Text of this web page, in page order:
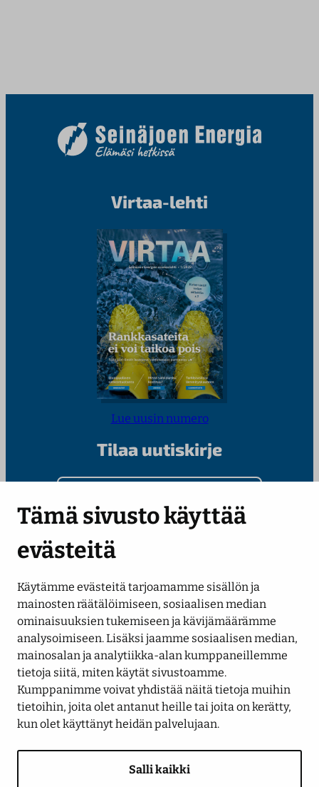
Tämä sivusto käyttää
evästeitä
Käytämme evästeitä tarjoamamme sisällön ja
mainosten räätälöimiseen, sosiaalisen median
ominaisuuksien tukemiseen ja kävijämäärämme
analysoimiseen. Lisäksi jaamme sosiaalisen median,
mainosalan ja analytiikka-alan kumppaneillemme
tietoja siitä, miten käytät sivustoamme.
Kumppanimme voivat yhdistää näitä tietoja muihin
tietoihin, joita olet antanut heille tai joita on kerätty,
kun olet käyttänyt heidän palvelujaan.
Salli kaikki
Virtaa-lehti
Lue uusin numero
Tilaa uutiskirje
Kirjoita sähköpostiosoitteesi
Seuraa meitä
LinkedIn Facebook InstagramYouTube